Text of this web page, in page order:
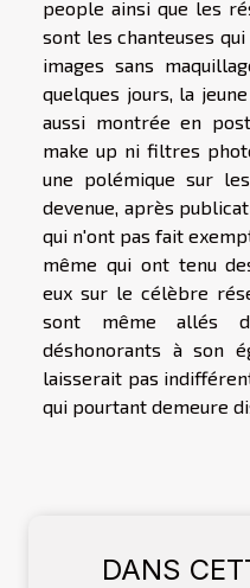
people ainsi que les
sont les chanteuses
images sans
quelques jours, la
aussi montrée en
make up ni filtres
une polémique sur
devenue, après
qui n'ont pas fait
même qui ont tenu
eux sur le célèbre
sont même allés
déshonorants à son
laisserait pas
qui pourtant demeure
DANS